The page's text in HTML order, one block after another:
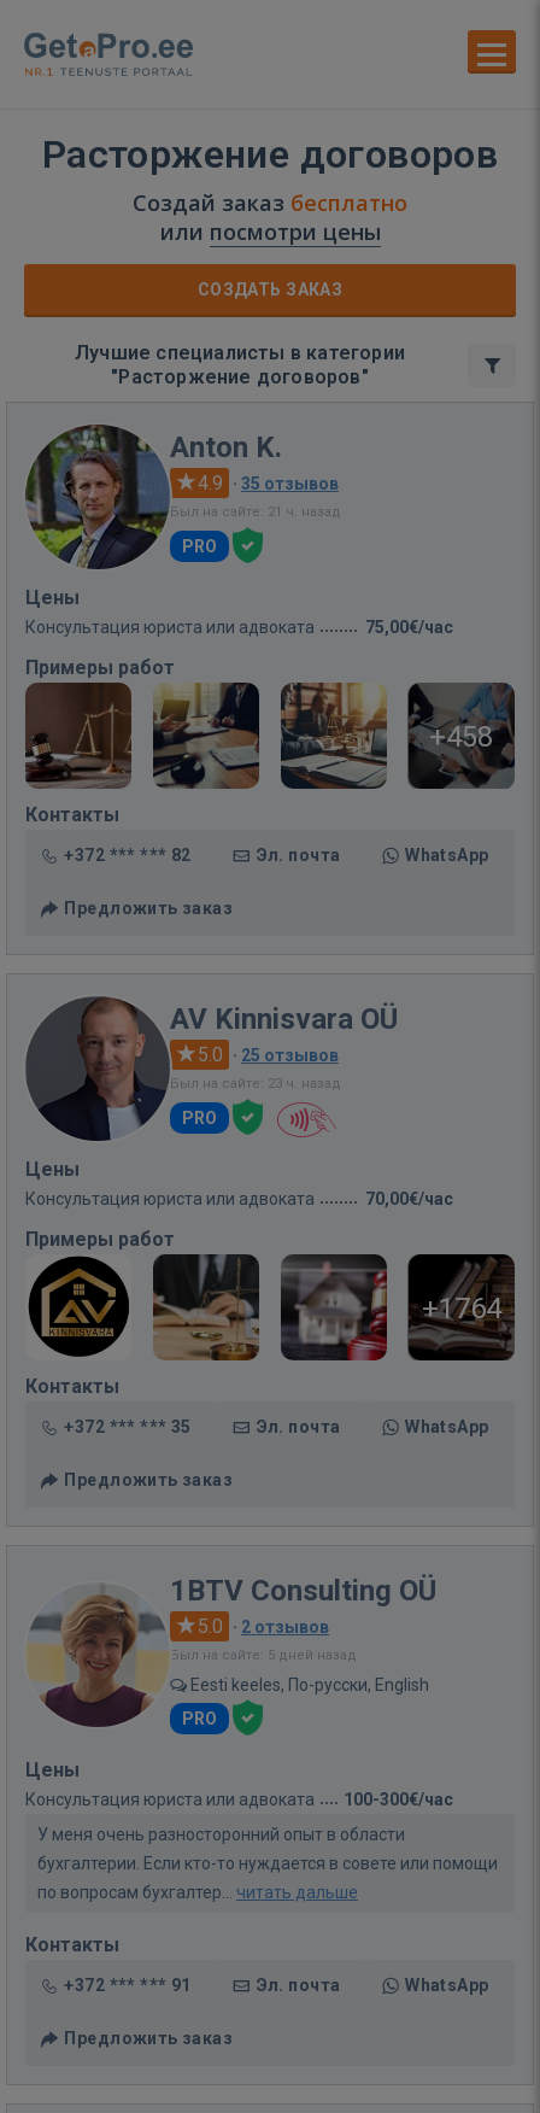
Расторжение договоров
Создай заказ бесплатно
или посмотри цены
СОЗДАТЬ ЗАКАЗ
Лучшие специалисты в категории
"Расторжение договоров"
Anton K.
4.9 · 35 отзывов
Был на сайте: 21 ч. назад
PRO
Цены
Консультация юриста или адвоката 75,00€/час
Примеры работ
+458
Контакты
+372 *** *** 82 Эл. почта WhatsApp
Предложить заказ
AV Kinnisvara OÜ
5.0 · 25 отзывов
Был на сайте: 23 ч. назад
PRO
Цены
Консультация юриста или адвоката 70,00€/час
Примеры работ
+1764
Контакты
+372 *** *** 35 Эл. почта WhatsApp
Предложить заказ
1BTV Consulting OÜ
5.0 · 2 отзывов
Был на сайте: 5 дней назад
Eesti keeles, По-русски, English
PRO
Цены
Консультация юриста или адвоката
100-300€/час
У меня очень разносторонний опыт в области
бухгалтерии. Если кто-то нуждается в совете или помощи
по вопросам бухгалтер... читать дальше
Контакты
+372 *** *** 91 Эл. почта WhatsApp
Предложить заказ